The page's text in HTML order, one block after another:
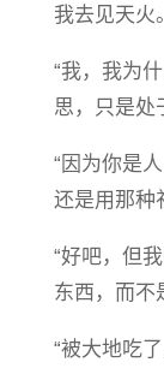
我去见天火
“我，我为
思，只是处
“因为你是
还是用那种
“好吧，但
东西，而不
“被大地吃